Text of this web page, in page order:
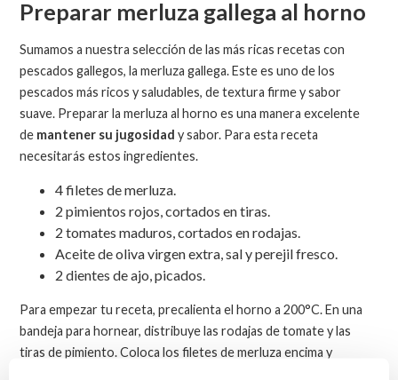
Preparar merluza gallega al horno
Sumamos a nuestra selección de las más ricas recetas con
pescados gallegos, la merluza gallega. Este es uno de los
pescados más ricos y saludables, de textura firme y sabor
suave. Preparar la merluza al horno es una manera excelente
de mantener su jugosidad y sabor. Para esta receta
necesitarás estos ingredientes.
4 filetes de merluza.
2 pimientos rojos, cortados en tiras.
2 tomates maduros, cortados en rodajas.
Aceite de oliva virgen extra, sal y perejil fresco.
2 dientes de ajo, picados.
Para empezar tu receta, precalienta el horno a 200°C. En una
bandeja para hornear, distribuye las rodajas de tomate y las
tiras de pimiento. Coloca los filetes de merluza encima y